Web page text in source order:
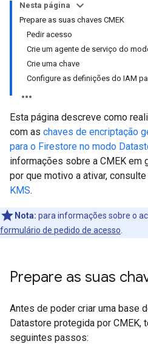
Nesta página
Prepare as suas chaves CMEK
Pedir acesso
Crie um agente de serviço do
Crie uma chave
Configure as definições do IAM
Esta página descreve como
com as chaves de encriptação
para o Firestore no modo
informações sobre a CMEK em
por que motivo a ativar, consulte
KMS.
Nota: para informações sobre o
formulário de pedido de acesso
Prepare as suas
Antes de poder criar uma base
Datastore protegida por CMEK,
seguintes passos: